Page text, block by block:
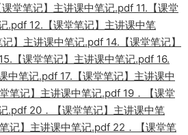
堂笔记】主讲课中笔记.pdf 11.【课堂
.pdf 12.【课堂笔记】主讲课中笔
】主讲课中笔记.pdf 14.【课堂笔记】
【课堂笔记】主讲课中笔记.pdf 16.
中笔记.pdf 17.【课堂笔记】主讲课中
笔记】主讲课中笔记.pdf 19．【课堂
.pdf 20．【课堂笔记】主讲课中笔
记】主讲课中笔记.pdf 22．【课堂笔